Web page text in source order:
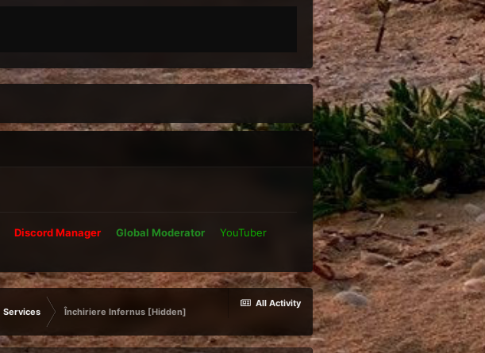
Discord Manager Global Moderator
YouTuber
All Activity
Services Închiriere Infernus [Hidden]